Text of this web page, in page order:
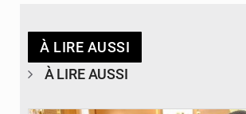
À LIRE AUSSI
À LIRE AUSSI